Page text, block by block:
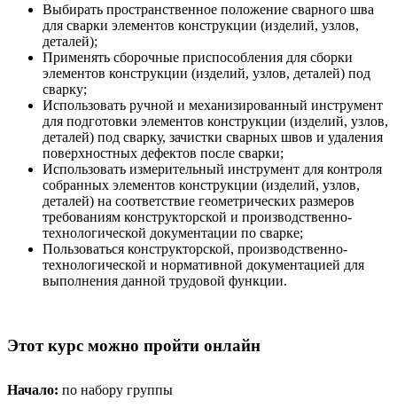
Выбирать пространственное положение сварного шва
для сварки элементов конструкции (изделий, узлов,
деталей);
Применять сборочные приспособления для сборки
элементов конструкции (изделий, узлов, деталей) под
сварку;
Использовать ручной и механизированный инструмент
для подготовки элементов конструкции (изделий, узлов,
деталей) под сварку, зачистки сварных швов и удаления
поверхностных дефектов после сварки;
Использовать измерительный инструмент для контроля
собранных элементов конструкции (изделий, узлов,
деталей) на соответствие геометрических размеров
требованиям конструкторской и производственно-
технологической документации по сварке;
Пользоваться конструкторской, производственно-
технологической и нормативной документацией для
выполнения данной трудовой функции.
Этот курс можно пройти онлайн
Начало: по набору группы